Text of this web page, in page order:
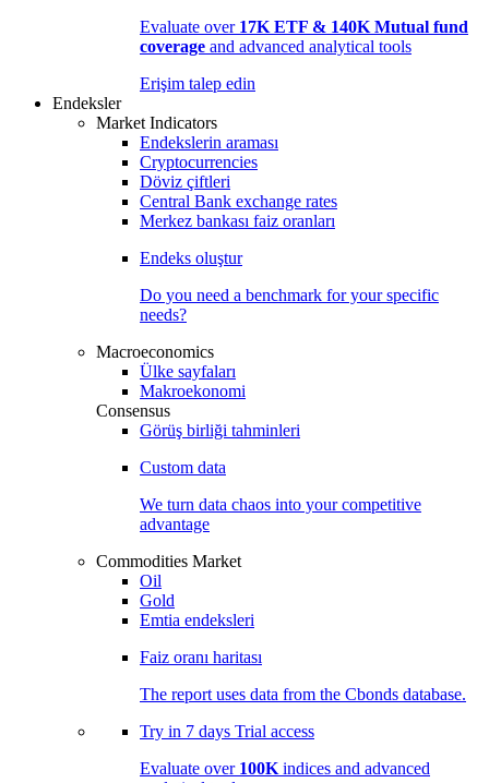
Evaluate over 17K ETF & 140K Mutual fund
coverage and advanced analytical tools
Erişim talep edin
Endeksler
Market Indicators
Endekslerin araması
Cryptocurrencies
Döviz çiftleri
Central Bank exchange rates
Merkez bankası faiz oranları
Endeks oluştur
Do you need a benchmark for your specific
needs?
Macroeconomics
Ülke sayfaları
Makroekonomi
Consensus
Görüş birliği tahminleri
Custom data
We turn data chaos into your competitive
advantage
Commodities Market
Oil
Gold
Emtia endeksleri
Faiz oranı haritası
The report uses data from the Cbonds database.
Try in 7 days Trial access
Evaluate over 100K indices and advanced